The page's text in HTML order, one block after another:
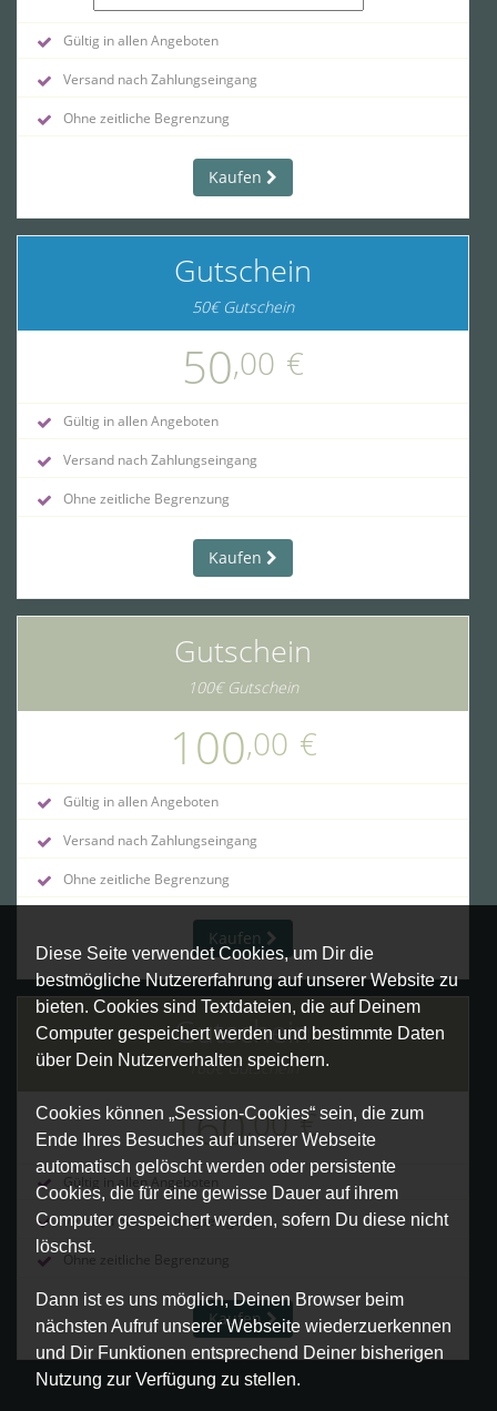
Diese Seite verwendet Cookies, um Dir die
bestmögliche Nutzererfahrung auf unserer Website zu
bieten. Cookies sind Textdateien, die auf Deinem
Computer gespeichert werden und bestimmte Daten
über Dein Nutzerverhalten speichern.
Cookies können „Session-Cookies“ sein, die zum
Ende Ihres Besuches auf unserer Webseite
automatisch gelöscht werden oder persistente
Cookies, die für eine gewisse Dauer auf ihrem
Computer gespeichert werden, sofern Du diese nicht
löschst.
Dann ist es uns möglich, Deinen Browser beim
nächsten Aufruf unserer Webseite wiederzuerkennen
und Dir Funktionen entsprechend Deiner bisherigen
Nutzung zur Verfügung zu stellen.
Gültig in allen Angeboten
Versand nach Zahlungseingang
Ohne zeitliche Begrenzung
Kaufen
Gutschein
50€ Gutschein
50,00 €
Gültig in allen Angeboten
Versand nach Zahlungseingang
Ohne zeitliche Begrenzung
Kaufen
Gutschein
100€ Gutschein
100,00 €
Gültig in allen Angeboten
Versand nach Zahlungseingang
Ohne zeitliche Begrenzung
Kaufen
Gutschein
160€ Gutschein
160,00 €
Gültig in allen Angeboten
Versand nach Zahlungseingang
Ohne zeitliche Begrenzung
Kaufen